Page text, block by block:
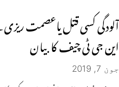
آلودگی کسی قتل یاعصمت
این جی ٹی چیف کا بیان
جون 7, 2019